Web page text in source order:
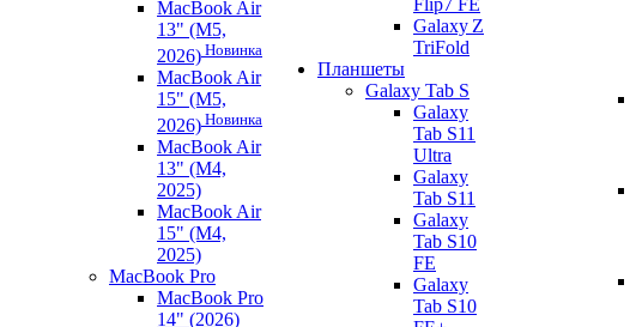
MacBook Air
13" (M5,
2026) Новинка
MacBook Air
15" (M5,
2026) Новинка
MacBook Air
13" (M4,
2025)
MacBook Air
15" (M4,
2025)
MacBook Pro
MacBook Pro
14" (2026)
Flip7 FE
Galaxy Z
TriFold
Планшеты
Galaxy Tab S
Galaxy
Tab S11
Ultra
Galaxy
Tab S11
Galaxy
Tab S10
FE
Galaxy
Tab S10